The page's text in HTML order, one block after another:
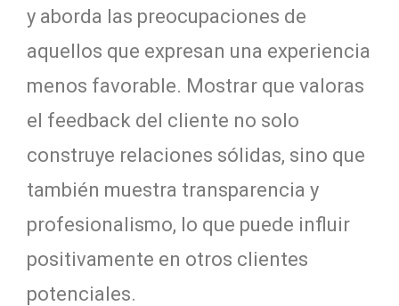
y aborda las preocupaciones de
aquellos que expresan una experiencia
menos favorable. Mostrar que valoras
el feedback del cliente no solo
construye relaciones sólidas, sino que
también muestra transparencia y
profesionalismo, lo que puede influir
positivamente en otros clientes
potenciales.